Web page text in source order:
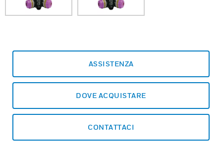
ASSISTENZA
DOVE ACQUISTARE
CONTATTACI